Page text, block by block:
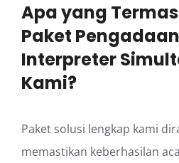
Apa yang
Paket
Interpreter
Kami?
Paket solusi lengkap kami
memastikan keberhasilan